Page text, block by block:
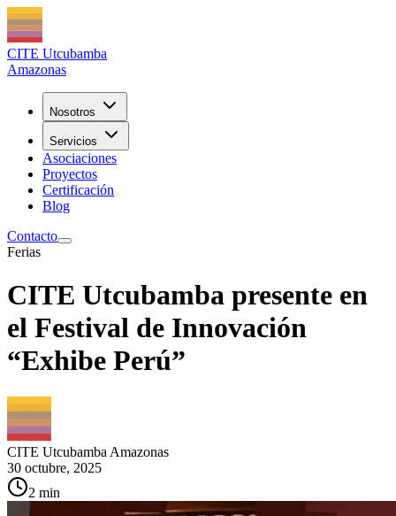
CITE Utcubamba
Amazonas
Nosotros
Servicios
Asociaciones
Proyectos
Certificación
Blog
Contacto
Ferias
CITE Utcubamba presente en
el Festival de Innovación
“Exhibe Perú”
CITE Utcubamba Amazonas
30 octubre, 2025
2 min